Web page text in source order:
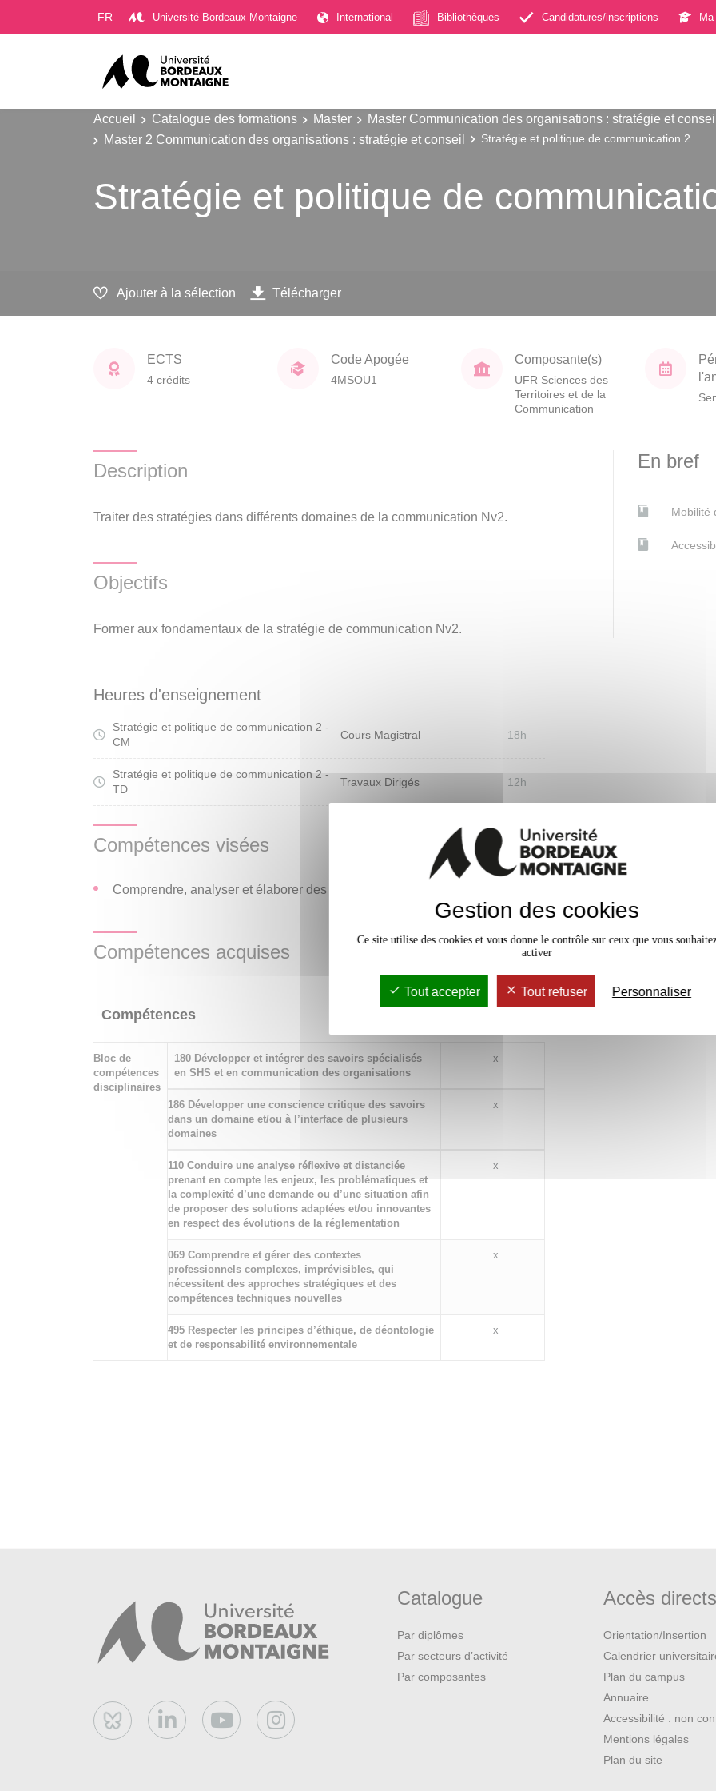
FR Université Bordeaux Montaigne International Bibliothèques Candidatures/inscriptions Ma
Accueil Catalogue des formations Master
Master Communication des organisations : stratégie et
Master 2 Communication des organisations : stratégie et conseil
Stratégie et politique de communication 2
Stratégie et politique de
Ajouter à la sélection Télécharger
ECTS
4 crédits
Code Apogée
4MSOU1
Composante(s)
UFR Sciences des
Territoires et de la
Communication
Description
Traiter des stratégies dans différents domaines de la communication Nv2.
Objectifs
Former aux fondamentaux de la stratégie de communication Nv2.
Heures d'enseignement
Stratégie et politique de communication 2 -
CM
Cours Magistral 18h
Stratégie et politique de communication 2 -
TD
Travaux Dirigés 12h
Compétences visées
Comprendre, analyser et élaborer des stratégies Nv2.
Compétences acquises
Compétences
Niveau
Bloc de
compétences
disciplinaires
180 Développer et intégrer des savoirs spécialisés
en SHS et en communication des organisations
x
186 Développer une conscience critique des savoirs
dans un domaine et/ou à l’interface de plusieurs
domaines
x
110 Conduire une analyse réflexive et distanciée
prenant en compte les enjeux, les problématiques et
la complexité d’une demande ou d’une situation afin
de proposer des solutions adaptées et/ou innovantes
en respect des évolutions de la réglementation
x
069 Comprendre et gérer des contextes
professionnels complexes, imprévisibles, qui
nécessitent des approches stratégiques et des
compétences techniques nouvelles
x
495 Respecter les principes d’éthique, de déontologie
et de responsabilité environnementale
x
En bref
Mobilité
Bluesky
Catalogue
Par diplômes
Par secteurs d’activité
Par composantes
Accès
Orientation/Insertion
Calendrier
Plan du campus
Annuaire
Accessibilité : non
Mentions légales
Plan du site
Gestion des cookies
Ce site utilise des cookies et vous donne le contrôle sur ceux que vous
activer
Tout accepter Tout refuser Personnaliser